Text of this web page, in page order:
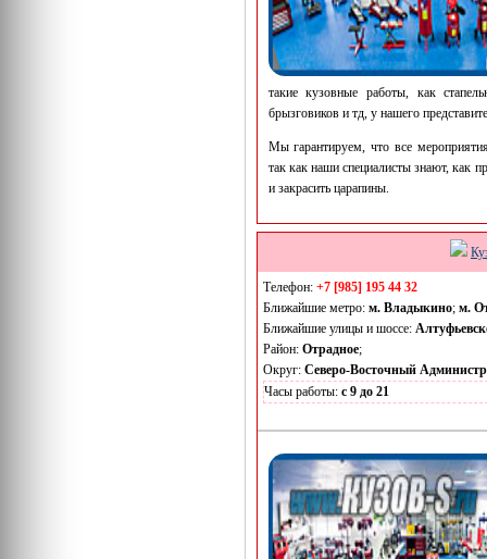
такие кузовные работы, как
брызговиков и тд, у нашего
Мы гарантируем, что все
так как наши специалисты знают, как
и закрасить царапины.
Телефон: +7 [985] 195 44 32
Ближайшие метро: м. Владыкино; м.
Ближайшие улицы и шоссе:
Район: Отрадное;
Округ: Северо-Восточный
Часы работы: с 9 до 21